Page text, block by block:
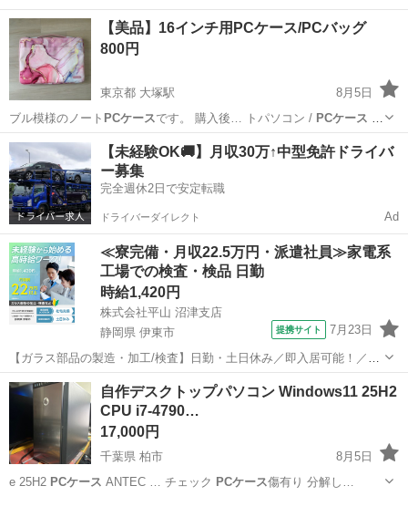
ますが動作に…
東京 板橋区 小竹向原駅 デスクトップパソコン
【美品】16インチ用PCケース/PCバッグ
800円
東京都 大塚駅
8月5日
ブル模様のノート PCケースです。 購入後… トパソコン / PCケース
PCバッグ…
東京 豊島区 大塚駅 その他
【未経験OK🚚】月収30万↑中型免許ドライバ
ー募集
完全週休2日で安定転職
ドライバーダイレクト Ad
≪寮完備・月収22.5万円・派遣社員≫家電系
工場での検査・検品 日勤
時給1,420円
株式会社平山 沼津支店
静岡県 伊東市
提携サイト 7月23日
【ガラス部品の製造・加工/検査】日勤・土日休み／即入居可能！／伊
豆でのんびりライフ♪ ガラス部品の製造・加工/検査 【株式会社平山で
の正社員採用（無期雇用派遣）となります】 「2人で同じ職場で働き
たい」 「仕事も休みも一...
静岡 伊東市 その他
自作デスクトップパソコン Windows11 25H2
CPU i7-4790…
17,000円
千葉県 柏市
8月5日
e 25H2 PCケース ANTEC … チェック PCケース傷有り 分解し…